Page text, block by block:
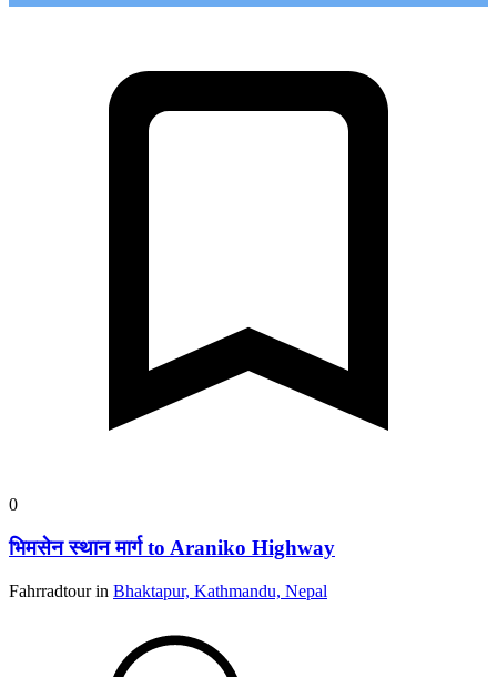
0
भिमसेन स्थान मार्ग to Araniko Highway
Fahrradtour in Bhaktapur, Kathmandu, Nepal